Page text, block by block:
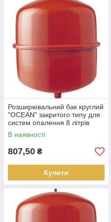
Розширювальний бак круглий
"OCEAN" закритого типу для
систем опалення 8 літрів
В наявності
807,50 ₴
Купити